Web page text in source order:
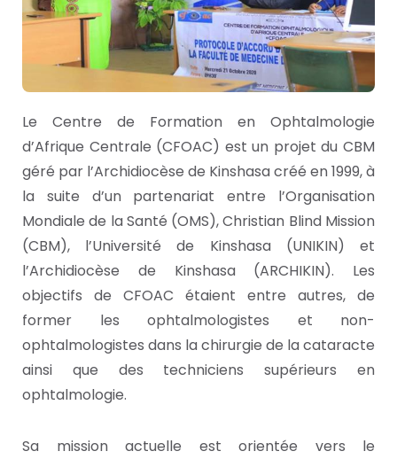
Le Centre de Formation en Ophtalmologie
d’Afrique Centrale (CFOAC) est un projet du CBM
géré par l’Archidiocèse de Kinshasa créé en 1999, à
la suite d’un partenariat entre l’Organisation
Mondiale de la Santé (OMS), Christian Blind Mission
(CBM), l’Université de Kinshasa (UNIKIN) et
l’Archidiocèse de Kinshasa (ARCHIKIN). Les
objectifs de CFOAC étaient entre autres, de
former les ophtalmologistes et non-
ophtalmologistes dans la chirurgie de la cataracte
ainsi que des techniciens supérieurs en
ophtalmologie.
Sa mission actuelle est orientée vers le